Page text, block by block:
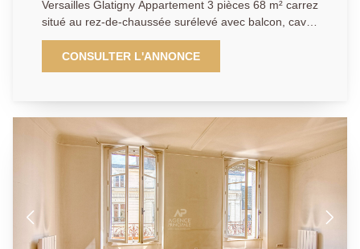
Versailles Glatigny Appartement 3 pièces 68 m² carrez
situé au rez-de-chaussée surélevé avec balcon, cave
et box. Dans un environnement résidentiel très
recherché au calme et entouré de verdure, au sein
d'une résidence sécurisée et bien entretenue,
L'entrée distribue harmonieusement les différentes
pièces de vie. Vous profiterez d'un séjour lumineux de
plus de 23 m² idéal pour recevoir ainsi que d'une
cuisine indépendante de plus de 10 m² pouvant
accueillir un espace repas. L'espace nuit comprend 2
chambres confortables de 11.56 m² et 9.30 m², une
salle de bains et des wc séparés. De nombreux
rangements complètent l'ensemble. Cet appartement
CONSULTER L'ANNONCE